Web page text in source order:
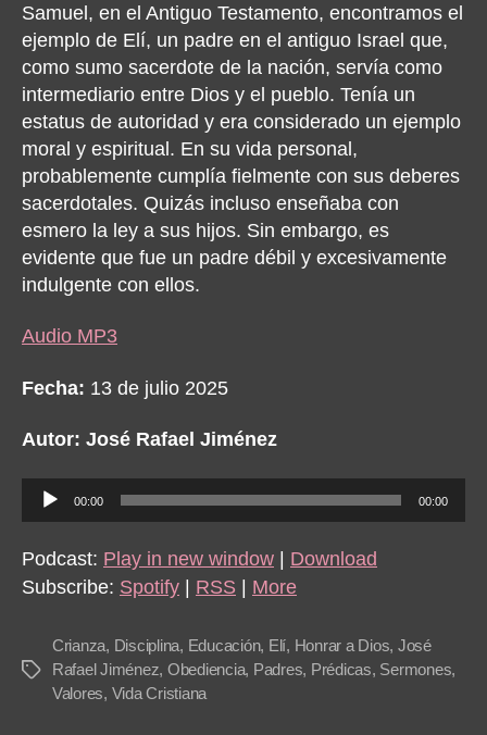
Samuel, en el Antiguo Testamento, encontramos el
ejemplo de Elí, un padre en el antiguo Israel que,
como sumo sacerdote de la nación, servía como
intermediario entre Dios y el pueblo. Tenía un
estatus de autoridad y era considerado un ejemplo
moral y espiritual. En su vida personal,
probablemente cumplía fielmente con sus deberes
sacerdotales. Quizás incluso enseñaba con
esmero la ley a sus hijos. Sin embargo, es
evidente que fue un padre débil y excesivamente
indulgente con ellos.
Audio MP3
Fecha: 13 de julio 2025
Autor: José Rafael Jiménez
u
d
i
l
00:00 00:00
Podcast: Play in new window
Download
Subscribe: Spotify RSS More
Tags
Crianza, Disciplina, Educación, Elí, Honrar a Dios, José
Rafael Jiménez, Obediencia, Padres, Prédicas, Sermones,
Valores, Vida Cristiana